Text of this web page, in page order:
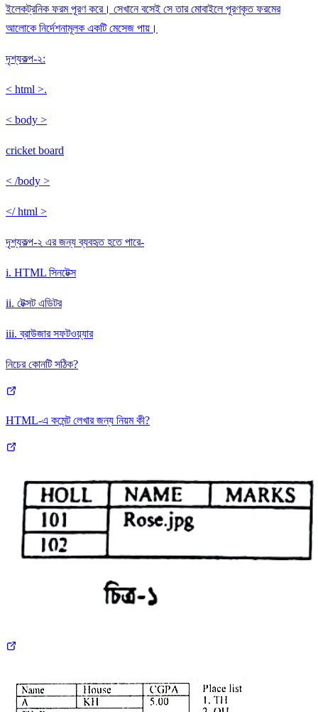
ইলেকট্রনিক ফরম পূরণ করে। সেখানে বসেই সে তার মোবাইলে পূরণকৃত ফরমের
আলোকে নির্দেশনামূলক একটি মেসেজ পায়।
দৃশ্যকল্প-২:
< html >.
< body >
cricket board
< /body >
</ html >
দৃশ্যকল্প-২ এর জন্য ব্যবহৃত হতে পারে-
i. HTML সিনটেক্স
ii. টেক্সট এডিটর
iii. ব্রাউজার সফটওয়্যার
নিচের কোনটি সঠিক?
HTML-এ কমেন্ট লেখার জন্য নিয়ম কী?